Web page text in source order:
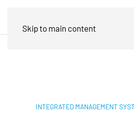
Skip to main content
INTEGRATED MANAGEMENT